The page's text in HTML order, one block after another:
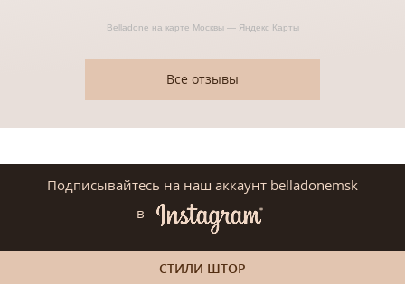
Belladone на карте Москвы — Яндекс Карты
Все отзывы
Подписывайтесь на наш аккаунт belladonemsk
в
СТИЛИ ШТОР